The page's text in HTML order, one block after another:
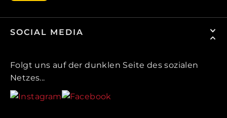
SOCIAL MEDIA
Folgt uns auf der dunklen Seite des sozialen
Netzes...